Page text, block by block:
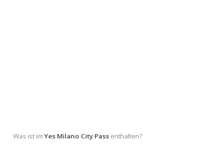
Was ist im Yes Milano City Passenthalten?